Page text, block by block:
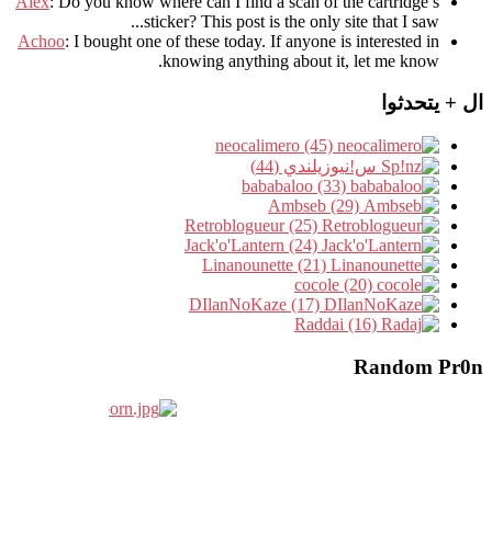
sticker? This post is the only site that I saw...
Achoo: I bought one of these today. If anyone is interested in
knowing anything about it, let me know.
ال + يتحدثوا
س!نيوزيلندي (44)
Random Pr0n